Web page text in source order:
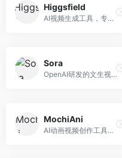
Higgsfield
AI视频生成工具，专注于高质量视频内容创作。面向视频创作者和营销人员，支持文生视频、视频编辑等功能，视频效果逼真，适合商业应用。
Sora
OpenAI研发的文生视频大模型，可根据文字描述生成长达60秒的高清视频。面向影视创作者、广告从业者和内容生产者，视频连贯性强，物理世界理解准确，代表了AI视频生成的最高水平。
MochiAni
AI动画视频创作工具，专注于动画内容生成。面向动画创作者和二次元内容生产者，支持动画风格视频生成，动画效果流畅，适合动漫内容创作。